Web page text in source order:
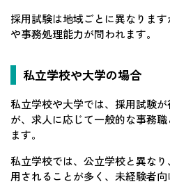
採用試験は地域ごとに異なりま
や事務処理能力が問われます。
私立学校や大学の場合
私立学校や大学では、採用試験
が、求人に応じて一般的な事務
ます。
私立学校では、公立学校と異な
用されることが多く、未経験者向